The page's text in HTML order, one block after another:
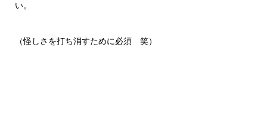
い。
（怪しさを打ち消すために必須 笑）